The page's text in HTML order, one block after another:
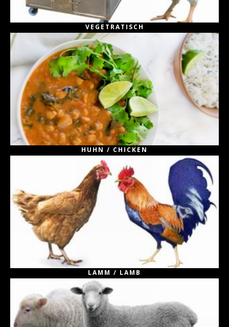
VEGETRATISCH
HUHN / CHICKEN
LAMM / LAMB